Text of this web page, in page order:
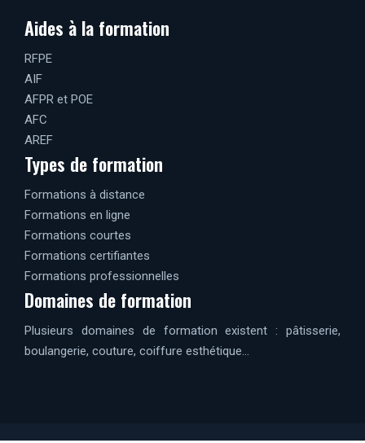
Aides à la formation
RFPE
AIF
AFPR et POE
AFC
AREF
Types de formation
Formations à distance
Formations en ligne
Formations courtes
Formations certifiantes
Formations professionnelles
Domaines de formation
Plusieurs domaines de formation existent : pâtisserie,
boulangerie, couture, coiffure esthétique…